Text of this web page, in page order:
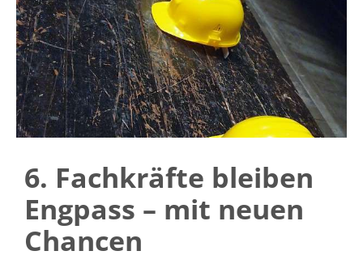
6. Fachkräfte bleiben
Engpass – mit neuen
Chancen